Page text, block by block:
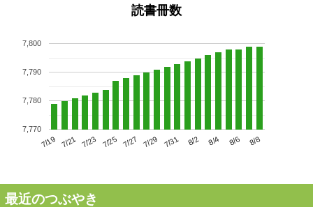
読書冊数
7/19 7/21 7/23 7/25 7/27 7/29 7/31 8/2 8/4 8/6 8/8
7,770
7,780
7,790
7,800
最近のつぶやき